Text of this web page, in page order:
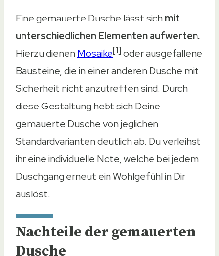
Eine gemauerte Dusche lässt sichmit
unterschiedlichen Elementen aufwerten.
Hierzu dienenMosaike[1] oder ausgefallene
Bausteine, die in einer anderen Dusche mit
Sicherheit nicht anzutreffen sind. Durch
diese Gestaltung hebt sich Deine
gemauerte Dusche von jeglichen
Standardvarianten deutlich ab. Du verleihst
ihr eine individuelle Note, welche bei jedem
Duschgang erneut ein Wohlgefühl in Dir
auslöst.
Nachteile der gemauerten
Dusche